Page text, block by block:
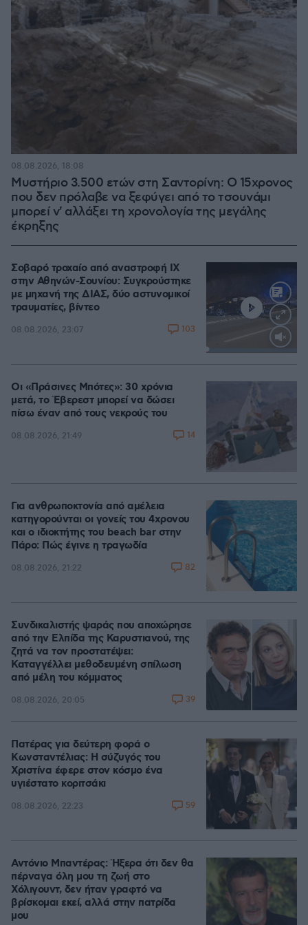
Μυστήριο 3.500 ετών στη Σαντορίνη: Ο 15χρονος
που δεν πρόλαβε να ξεφύγει από το τσουνάμι
μπορεί ν' αλλάξει τη χρονολογία της μεγάλης
έκρηξης
08.08.2026, 18:08
Σοβαρό τροχαίο από αναστροφή ΙΧ
στην Αθηνών-Σουνίου: Συγκρούστηκε
με μηχανή της ΔΙΑΣ, δύο αστυνομικοί
τραυματίες, βίντεο
08.08.2026, 23:07 103
Οι «Πράσινες Μπότες»: 30 χρόνια
μετά, το Έβερεστ μπορεί να δώσει
πίσω έναν από τους νεκρούς του
08.08.2026, 21:49 14
Για ανθρωποκτονία από αμέλεια
κατηγορούνται οι γονείς του 4χρονου
και ο ιδιοκτήτης του beach bar στην
Πάρο: Πώς έγινε η τραγωδία
08.08.2026, 21:22 82
Συνδικαλιστής ψαράς που αποχώρησε
από την Ελπίδα της Καρυστιανού, της
ζητά να τον προστατέψει:
Καταγγέλλει μεθοδευμένη σπίλωση
από μέλη του κόμματος
08.08.2026, 20:05 39
Πατέρας για δεύτερη φορά ο
Κωνσταντέλιας: Η σύζυγός του
Χριστίνα έφερε στον κόσμο ένα
υγιέστατο κοριτσάκι
08.08.2026, 22:23 59
Αντόνιο Μπαντέρας: Ήξερα ότι δεν θα
πέρναγα όλη μου τη ζωή στο
Χόλιγουντ, δεν ήταν γραφτό να
βρίσκομαι εκεί, αλλά στην πατρίδα
μου